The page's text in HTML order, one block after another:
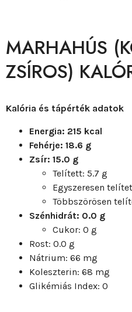
MARHAHÚS
ZSÍROS)
Kalória és tápérték adatok
Energia: 215 kcal
Fehérje: 18.6 g
Zsír: 15.0 g
Telített: 5.7 g
Egyszeresen
Többszörösen
Szénhidrát: 0.0 g
Cukor: 0 g
Rost: 0.0 g
Nátrium: 66 mg
Koleszterin: 68 mg
Glikémiás Index: 0